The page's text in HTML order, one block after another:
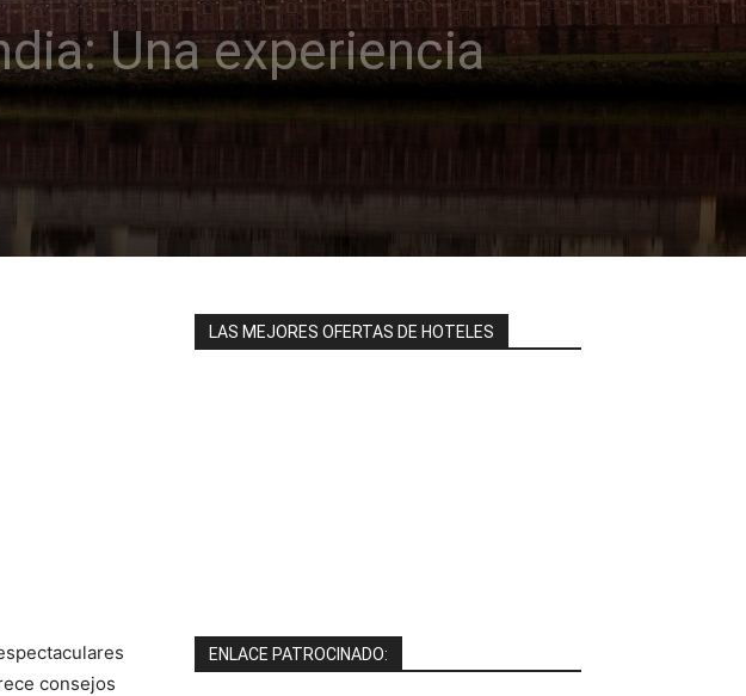
Una experiencia
consejos
LAS MEJORES OFERTAS DE HOTELES
ENLACE PATROCINADO: